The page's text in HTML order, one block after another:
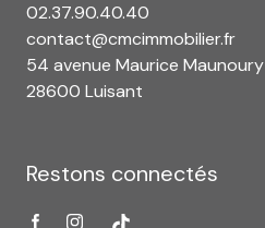
02.37.90.40.40
contact@cmcimmobilier.fr
54 avenue Maurice Maunoury
28600 Luisant
Restons connectés